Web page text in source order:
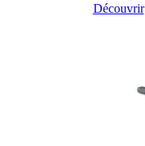
Découvrir